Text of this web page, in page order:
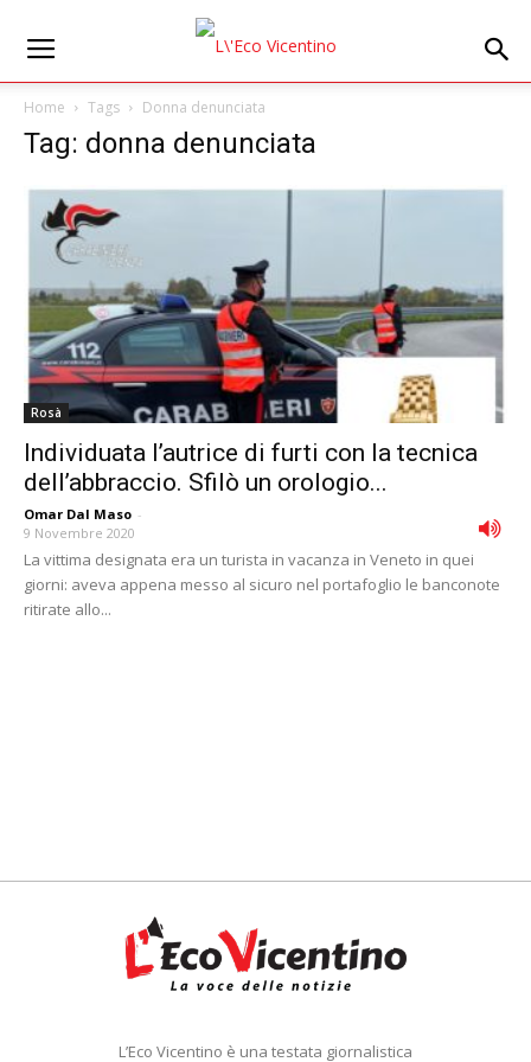
Home Tags Donna denunciata
Tag: donna denunciata
Rosà
Individuata l’autrice di furti con la tecnica
dell’abbraccio. Sfilò un orologio...
Omar Dal Maso -
9 Novembre 2020
La vittima designata era un turista in vacanza in Veneto in quei
giorni: aveva appena messo al sicuro nel portafoglio le banconote
ritirate allo...
L’Eco Vicentino è una testata giornalistica